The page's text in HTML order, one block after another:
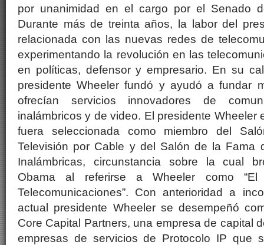
por unanimidad en el cargo por el Senado
Durante más de treinta años, la labor del
relacionada con las nuevas redes de
experimentando la revolución en las
en políticas, defensor y empresario. En su
presidente Wheeler fundó y ayudó a fundar
ofrecían servicios innovadores de
inalámbricos y de video. El presidente Wheeler
fuera seleccionada como miembro del
Televisión por Cable y del Salón de la Fama
Inalámbricas, circunstancia sobre la cual
Obama al referirse a Wheeler como
Telecomunicaciones”. Con anterioridad a
actual presidente Wheeler se desempeñó
Core Capital Partners, una empresa de capital
empresas de servicios de Protocolo IP que